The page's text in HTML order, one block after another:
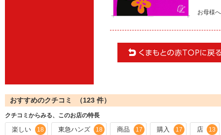
お母様
おすすめのクチコミ （123 件）
クチコミからみる、このお店の特長
楽しい 18 東急ハンズ 18 商品 17 購入 17 店 13